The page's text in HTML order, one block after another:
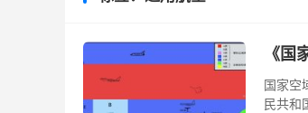
《国
国家空
民共和